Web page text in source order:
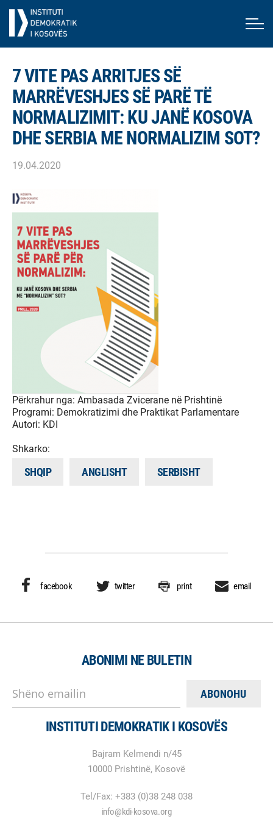
7 VITE PAS ARRITJES SË
MARRËVESHJES SË PARË TË
NORMALIZIMIT: KU JANË KOSOVA
DHE SERBIA ME NORMALIZIM SOT?
19.04.2020
Përkrahur nga: Ambasada Zvicerane në Prishtinë
Programi: Demokratizimi dhe Praktikat Parlamentare
Autori: KDI
Shkarko:
SHQIP ANGLISHT SERBISHT
facebook twitter print email
ABONIMI NE BULETIN
Shëno emailin
INSTITUTI DEMOKRATIK I KOSOVËS
Bajram Kelmendi n/45
10000 Prishtinë, Kosovë
Tel/Fax: +383 (0)38 248 038
info@kdi-kosova.org